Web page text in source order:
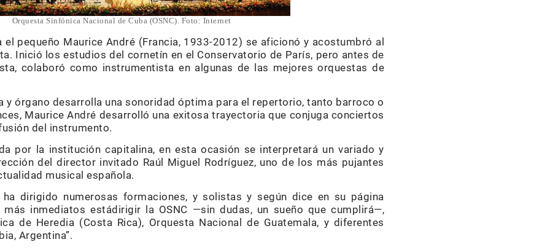
Orquesta Sinfónica Nacional de Cuba (OSNC). Foto: Internet
el pequeño Maurice André (Francia, 1933-2012) se aficionó y acostumbró al
Inició los estudios del cornetín en el Conservatorio de París, pero antes de
colaboró como instrumentista en algunas de las mejores orquestas de
y órgano desarrolla una sonoridad óptima para el repertorio, tanto barroco o
Maurice André desarrolló una exitosa trayectoria que conjuga conciertos
del instrumento.
por la institución capitalina, en esta ocasión se interpretará un variado y
del director invitado Raúl Miguel Rodríguez, uno de los más pujantes
musical española.
dirigido numerosas formaciones, y solistas y según dice en su página
inmediatos estádirigir la OSNC —sin dudas, un sueño que cumplirá—,
de Heredia (Costa Rica), Orquesta Nacional de Guatemala, y diferentes
Argentina”.